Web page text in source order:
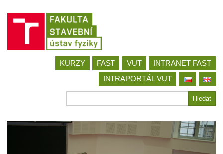
KURZY FAST VUT
INTRANET FAST
INTRAPORTÁL VUT
Hledat